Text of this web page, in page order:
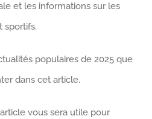
et les informations sur les
sportifs.
populaires de 2025 que
dans cet article.
vous sera utile pour